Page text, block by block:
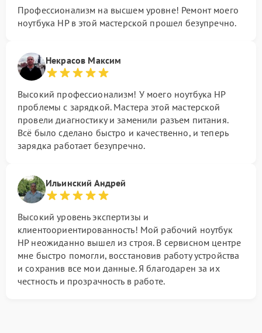
Профессионализм на высшем уровне! Ремонт моего
ноутбука HP в этой мастерской прошел безупречно.
Некрасов Максим
Высокий профессионализм! У моего ноутбука HP
проблемы с зарядкой. Мастера этой мастерской
провели диагностику и заменили разъем питания.
Всё было сделано быстро и качественно, и теперь
зарядка работает безупречно.
Ильинский Андрей
Высокий уровень экспертизы и
клиентоориентированность! Мой рабочий ноутбук
HP неожиданно вышел из строя. В сервисном центре
мне быстро помогли, восстановив работу устройства
и сохранив все мои данные. Я благодарен за их
честность и прозрачность в работе.